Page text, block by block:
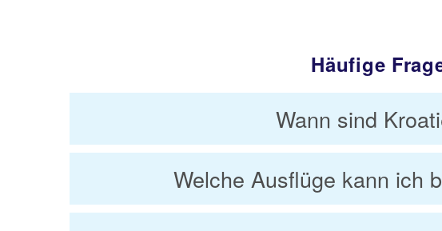
Häufige
Wann sind
Welche Ausflüge kann ich